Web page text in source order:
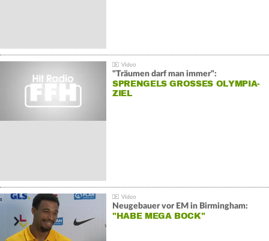
"Träumen darf man immer":
SPRENGELS GROSSES OLYMPIA-Z
IEL
Neugebauer vor EM in Birmingham:
"HABE MEGA BOCK"